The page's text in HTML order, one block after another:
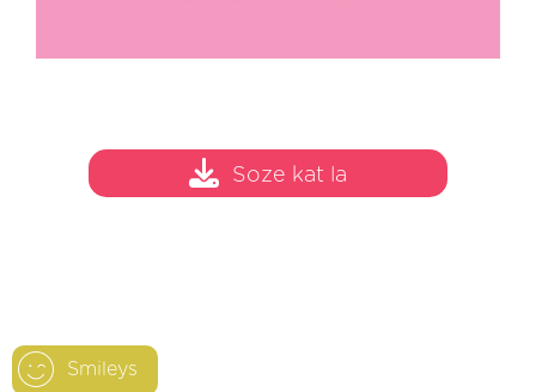
Smileys
Soze kat la